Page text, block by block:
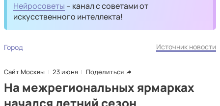
Нейросоветы – канал с советами от
искусственного интеллекта!
Город Источник новости
Сайт Москвы 23 июня Поделиться
На межрегиональных ярмарках